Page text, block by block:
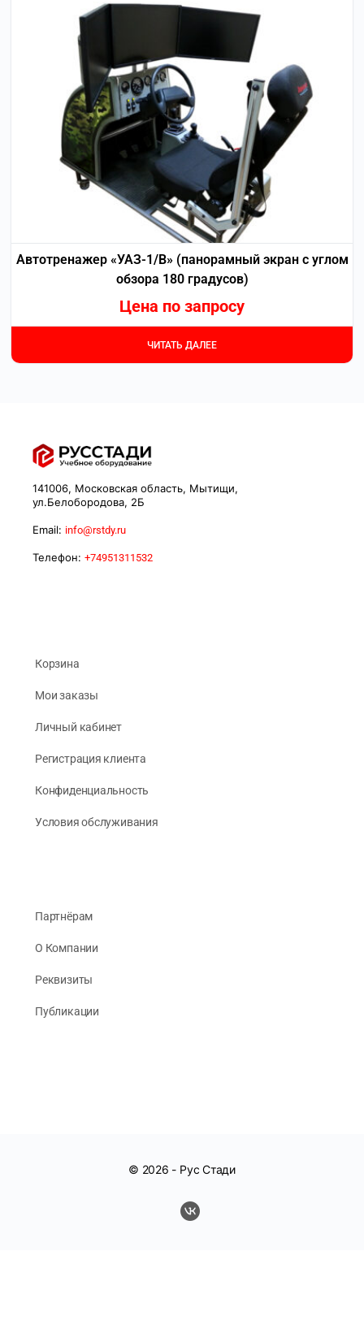
Автотренажер «УАЗ-1/В» (панорамный экран с углом
обзора 180 градусов)
Цена по запросу
ЧИТАТЬ ДАЛЕЕ
141006, Московская область, Мытищи,
ул.Белобородова, 2Б
Email: info@rstdy.ru
Телефон: +74951311532
Корзина
Мои заказы
Личный кабинет
Регистрация клиента
Конфиденциальность
Условия обслуживания
Партнёрам
О Компании
Реквизиты
Публикации
© 2026 - Рус Стади